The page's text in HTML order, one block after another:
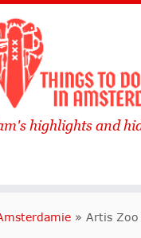
highlights and
» Artis Zoo